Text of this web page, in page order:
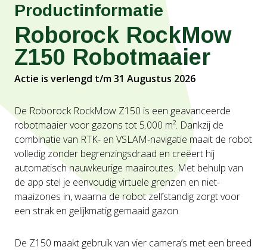
Productinformatie
Roborock RockMow
Z150 Robotmaaier
Actie is verlengd t/m 31 Augustus 2026
De Roborock RockMow Z150 is een geavanceerde
robotmaaier voor gazons tot 5.000 m². Dankzij de
combinatie van RTK- en VSLAM-navigatie maait de robot
volledig zonder begrenzingsdraad en creëert hij
automatisch nauwkeurige maairoutes. Met behulp van
de app stel je eenvoudig virtuele grenzen en niet-
maaizones in, waarna de robot zelfstandig zorgt voor
een strak en gelijkmatig gemaaid gazon.
De Z150 maakt gebruik van vier camera’s met een breed